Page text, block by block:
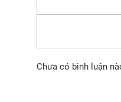
Chưa có bình luận